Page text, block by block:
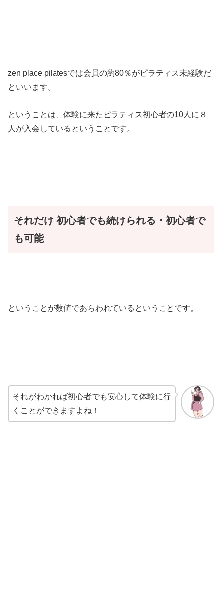
zen place pilatesでは会員の約80％がピラティス未経験だ
といいます。
ということは、体験に来たピラティス初心者の10人に８
人が入会しているということです。
それだけ 初心者でも続けられる・初心者で
も可能
ということが数値であらわれているということです。
それがわかれば初心者でも安心して体験に行
くことができますよね！